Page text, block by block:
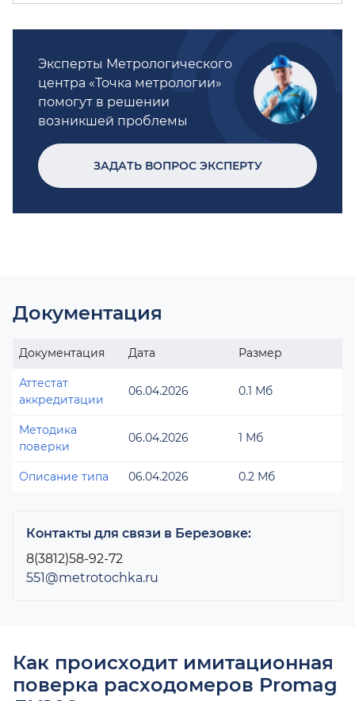
Эксперты Метрологического
центра «Точка метрологии»
помогут в решении
возникшей проблемы
ЗАДАТЬ ВОПРОС ЭКСПЕРТУ
Документация
Документация Дата Размер
Аттестат
аккредитации
06.04.2026 0.1 Мб
Методика
поверки
06.04.2026 1 Мб
Описание типа 06.04.2026 0.2 Мб
Контакты для связи в Березовке:
8(3812)58-92-72
551@metrotochka.ru
Как происходит имитационная
поверка расходомеров Promag